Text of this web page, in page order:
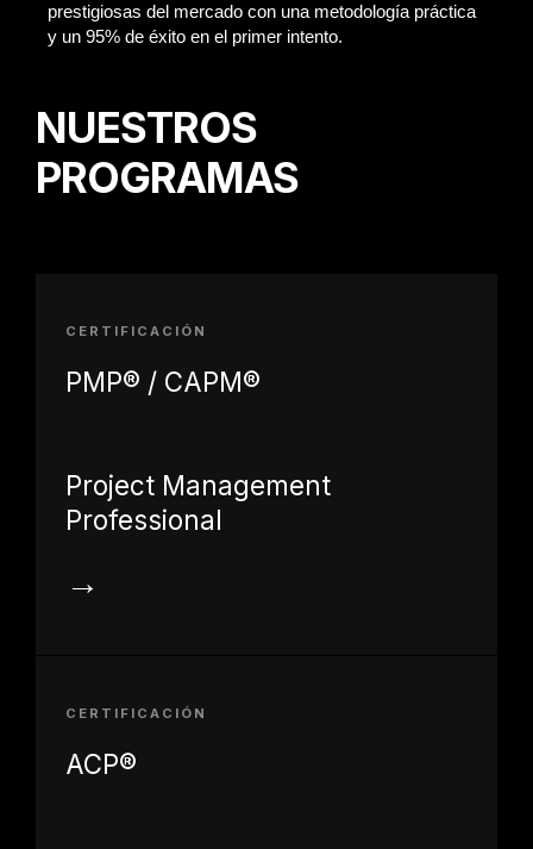
prestigiosas del mercado con una metodología práctica
y un 95% de éxito en el primer intento.
NUESTROS
PROGRAMAS
CERTIFICACIÓN
PMP® / CAPM®
Project Management
Professional
→
CERTIFICACIÓN
ACP®